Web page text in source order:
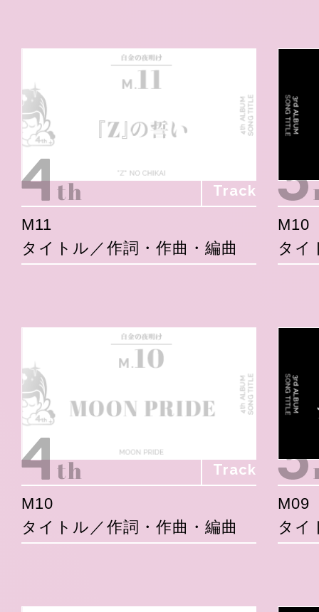
Track
M11
タイトル／作詞・作曲・編曲
M10
タイ
Track
M10
タイトル／作詞・作曲・編曲
M09
タイ